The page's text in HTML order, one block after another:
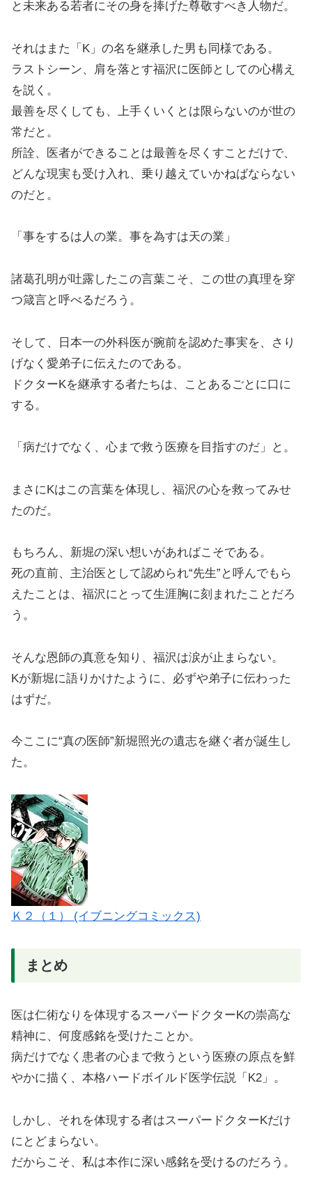
と未来ある若者にその身を捧げた尊敬すべき人物だ。
それはまた「K」の名を継承した男も同様である。
ラストシーン、肩を落とす福沢に医師としての心構え
を説く。
最善を尽くしても、上手くいくとは限らないのが世の
常だと。
所詮、医者ができることは最善を尽くすことだけで、
どんな現実も受け入れ、乗り越えていかねばならない
のだと。
「事をするは人の業。事を為すは天の業」
諸葛孔明が吐露したこの言葉こそ、この世の真理を穿
つ箴言と呼べるだろう。
そして、日本一の外科医が腕前を認めた事実を、さり
げなく愛弟子に伝えたのである。
ドクターKを継承する者たちは、ことあるごとに口に
する。
「病だけでなく、心まで救う医療を目指すのだ」と。
まさにKはこの言葉を体現し、福沢の心を救ってみせ
たのだ。
もちろん、新堀の深い想いがあればこそである。
死の直前、主治医として認められ“先生”と呼んでもら
えたことは、福沢にとって生涯胸に刻まれたことだろ
う。
そんな恩師の真意を知り、福沢は涙が止まらない。
Kが新堀に語りかけたように、必ずや弟子に伝わった
はずだ。
今ここに“真の医師”新堀照光の遺志を継ぐ者が誕生し
た。
Ｋ２（１） (イブニングコミックス)
まとめ
医は仁術なりを体現するスーパードクターKの崇高な
精神に、何度感銘を受けたことか。
病だけでなく患者の心まで救うという医療の原点を鮮
やかに描く、本格ハードボイルド医学伝説「K2」。
しかし、それを体現する者はスーパードクターKだけ
にとどまらない。
だからこそ、私は本作に深い感銘を受けるのだろう。